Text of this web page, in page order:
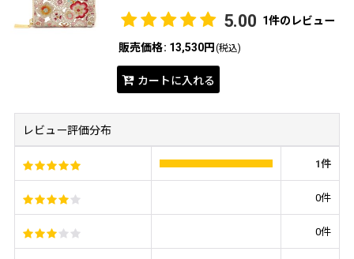
5.00 1件のレビュー
販売価格: 13,530円 (税込)
カートに入れる
レビュー評価分布
1件
0件
0件